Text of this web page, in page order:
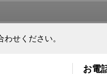
せください。
お電